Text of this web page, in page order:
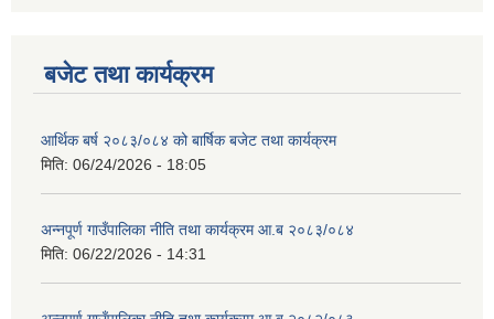
बजेट तथा कार्यक्रम
आर्थिक बर्ष २०८३/०८४ को बार्षिक बजेट तथा कार्यक्रम
मिति: 06/24/2026 - 18:05
अन्नपूर्ण गाउँपालिका नीति तथा कार्यक्रम आ.ब २०८३/०८४
मिति: 06/22/2026 - 14:31